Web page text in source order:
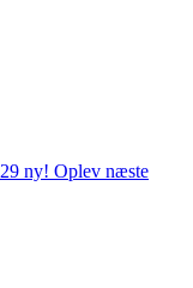
ny! Oplev næste